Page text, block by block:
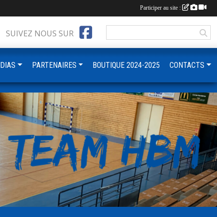
SUIVEZ NOUS SUR
PARTENAIRES BOUTIQUE 2024-2025 CONTACTS
Participer au site :